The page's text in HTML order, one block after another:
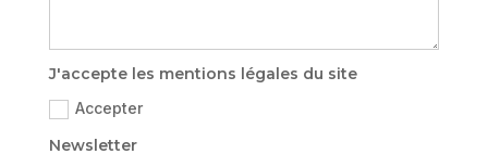
J'accepte les mentions légales du site
Accepter
Newsletter